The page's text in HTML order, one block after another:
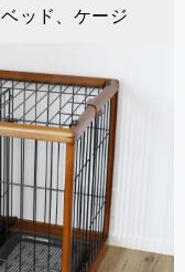
ッド、ケージ